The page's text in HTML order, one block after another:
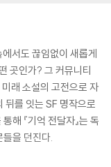
에서도 끊임없이 새롭게
곳인가? 그 커뮤니티
래 소설의 고전으로 자
뒤를 잇는 SF 명작으로
해 『기억 전달자』는 독
을 던진다.